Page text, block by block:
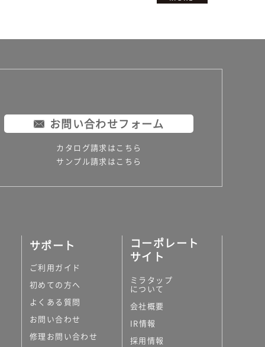
お問い合わせフォーム
カタログ請求はこちら
サンプル請求はこちら
サポート
ご利用ガイド
初めての方へ
よくある質問
お問い合わせ
修理お問い合わせ
コーポレート
サイト
ミラタップ
について
会社概要
IR情報
採用情報